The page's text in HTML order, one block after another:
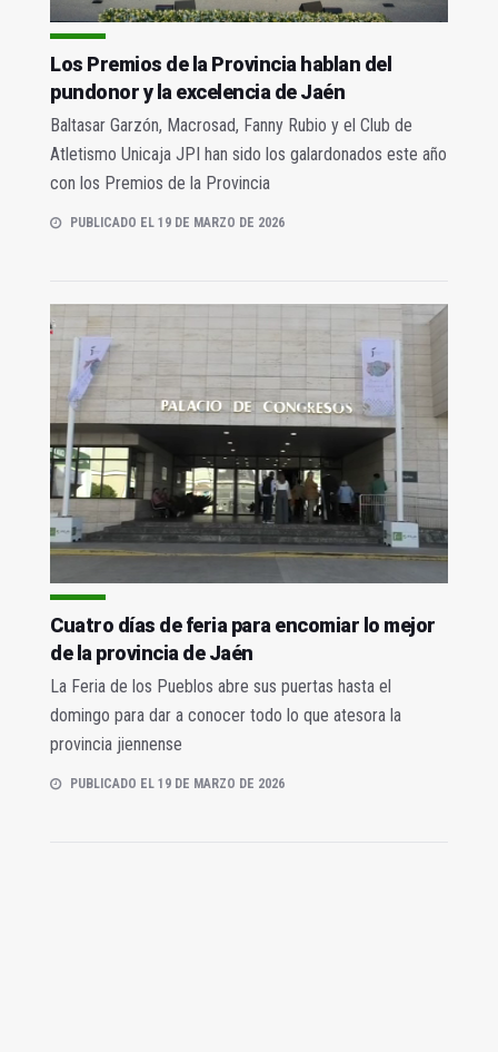
Los Premios de la Provincia hablan del
pundonor y la excelencia de Jaén
Baltasar Garzón, Macrosad, Fanny Rubio y el Club de
Atletismo Unicaja JPI han sido los galardonados este año
con los Premios de la Provincia
PUBLICADO EL 19 DE MARZO DE 2026
Cuatro días de feria para encomiar lo mejor
de la provincia de Jaén
La Feria de los Pueblos abre sus puertas hasta el
domingo para dar a conocer todo lo que atesora la
provincia jiennense
PUBLICADO EL 19 DE MARZO DE 2026